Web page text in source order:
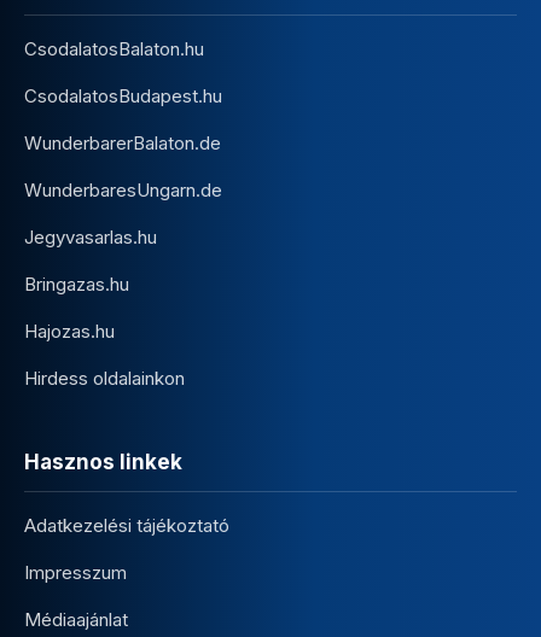
CsodalatosBalaton.hu
CsodalatosBudapest.hu
WunderbarerBalaton.de
WunderbaresUngarn.de
Jegyvasarlas.hu
Bringazas.hu
Hajozas.hu
Hirdess oldalainkon
Hasznos linkek
Adatkezelési tájékoztató
Impresszum
Médiaajánlat